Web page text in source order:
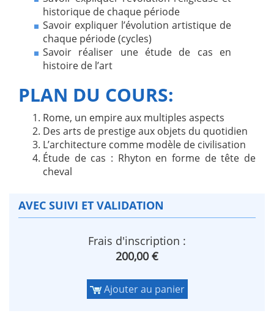
historique de chaque période
Savoir expliquer l’évolution artistique de
chaque période (cycles)
Savoir réaliser une étude de cas en
histoire de l’art
PLAN DU COURS:
Rome, un empire aux multiples aspects
Des arts de prestige aux objets du quotidien
L’architecture comme modèle de civilisation
Étude de cas : Rhyton en forme de tête de
cheval
AVEC SUIVI ET VALIDATION
Frais d'inscription :
200,00 €
Ajouter au panier